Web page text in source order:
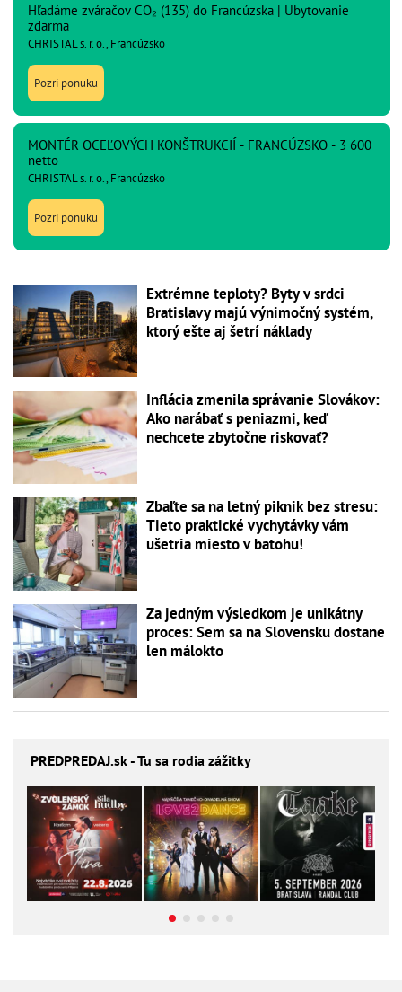
Hľadáme zváračov CO₂ (135) do Francúzska | Ubytovanie
zdarma
CHRISTAL s. r. o., Francúzsko
Pozri ponuku
MONTÉR OCEĽOVÝCH KONŠTRUKCIÍ - FRANCÚZSKO - 3 600
netto
CHRISTAL s. r. o., Francúzsko
Pozri ponuku
Extrémne teploty? Byty v srdci
Bratislavy majú výnimočný systém,
ktorý ešte aj šetrí náklady
Inflácia zmenila správanie Slovákov:
Ako narábať s peniazmi, keď
nechcete zbytočne riskovať?
Zbaľte sa na letný piknik bez stresu:
Tieto praktické vychytávky vám
ušetria miesto v batohu!
Za jedným výsledkom je unikátny
proces: Sem sa na Slovensku dostane
len málokto
PREDPREDAJ.sk - Tu sa rodia zážitky